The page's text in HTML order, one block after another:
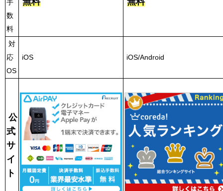
手
数
料
対
応
OS
iOS iOS/Android
公
式
サ
イ
ト